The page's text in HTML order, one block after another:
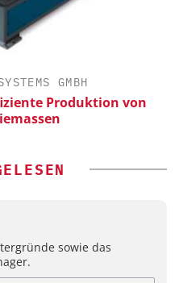
GMBH
Produktion von
sowie das